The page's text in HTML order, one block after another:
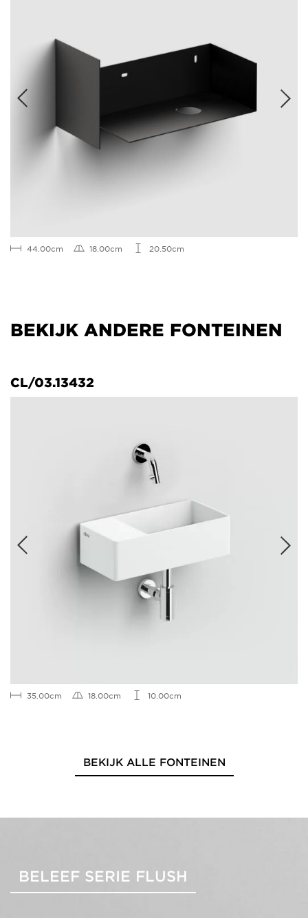
44.00cm 18.00cm 20.50cm
BEKIJK ANDERE FONTEINEN
CL/03.13432
35.00cm 18.00cm 10.00cm
BEKIJK ALLE FONTEINEN
BELEEF SERIE FLUSH